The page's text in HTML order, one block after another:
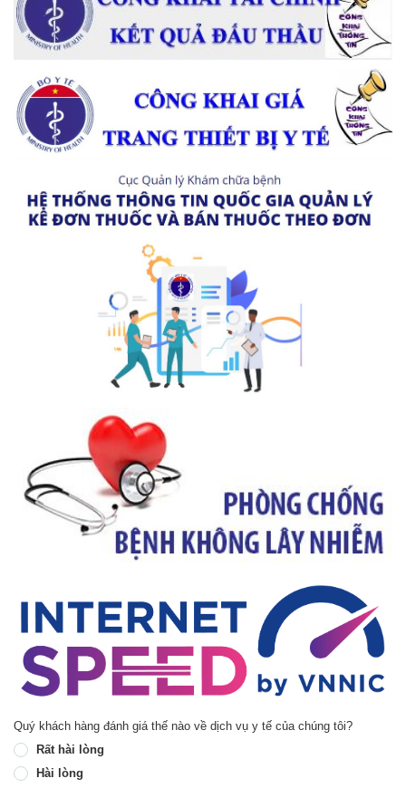
Quý khách hàng đánh giá thế nào về dịch vụ y tế của chúng tôi?
Rất hài lòng
Hài lòng